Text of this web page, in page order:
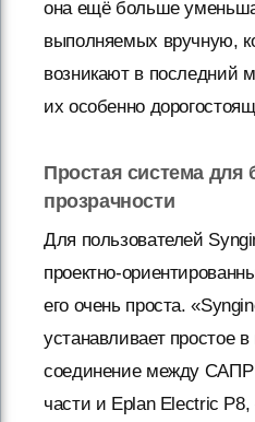
она ещё больше
выполняемых вручную,
возникают в последний
их особенно
Простая система для
прозрачности
Для пользователей
проектно-
его очень проста.
устанавливает простое
соединение между САПР
части и Eplan Electric P8,